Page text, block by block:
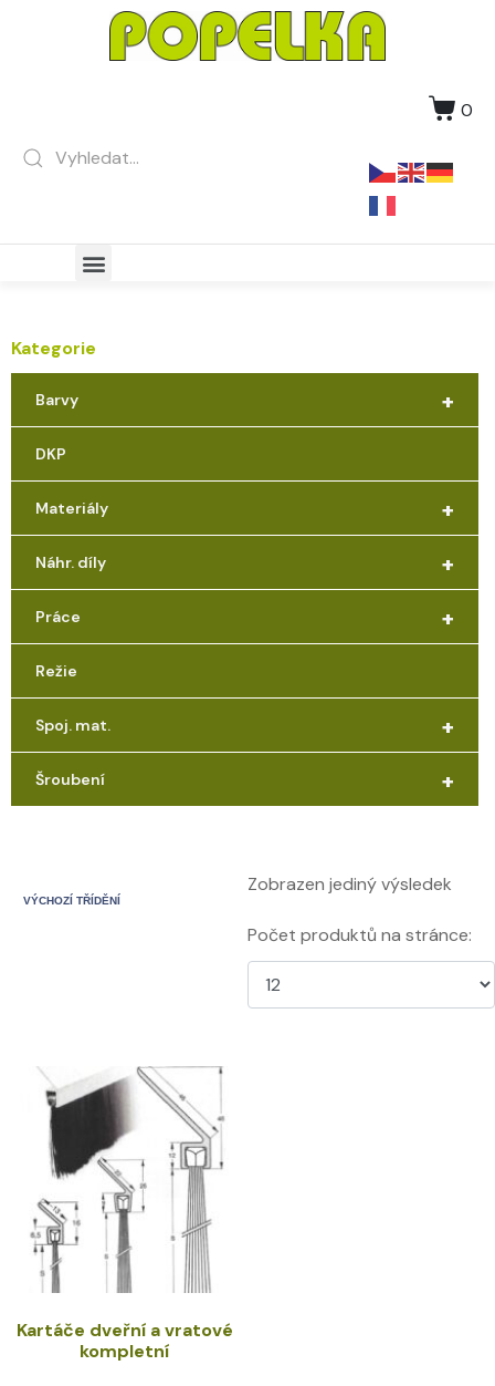
0
Kategorie
+
Barvy
DKP
+
Materiály
+
Náhr. díly
+
Práce
Režie
+
Spoj. mat.
+
Šroubení
Zobrazen jediný výsledek
Počet produktů na stránce:
Kartáče dveřní a vratové
kompletní